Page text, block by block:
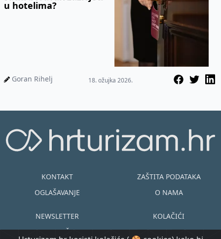
u hotelima?
Goran Rihelj 18. ožujka 2026.
KONTAKT
OGLAŠAVANJE
ZAŠTITA PODATAKA
O NAMA
NEWSLETTER
UVJETI KORIŠTENJA
KOLAČIĆI
EN HR